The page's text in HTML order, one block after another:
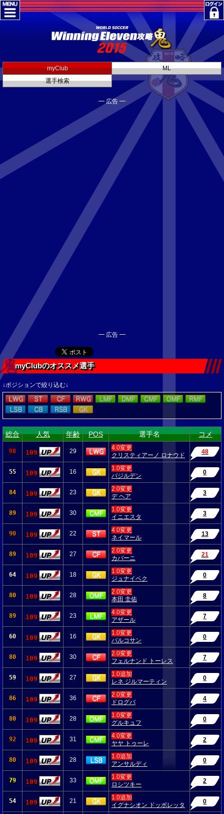
myClub
ML
選手検索
━ 広告 ━
━ 広告 ━
myClubのオススメ選手
↓ポジションで絞り込む↓
総合 人気 年齢 POS 選手名 コメ
98 109 29
4.0変更
クリスティアーノ ロナウド
48
55 109 16
1.0変更
バジルデン
0
84 109 23
2.0変更
デ ヘア
3
89 109 30
1.0変更
イニエスタ
3
90 109 22
4.0変更
ネイマール
13
89 109 27
2.0変更
カバーニ
21
64 109 18
1.0変更
ジュナイベク
0
80 109 28
2.0変更
本田 圭佑
8
89 109 23
4.0変更
アザール
7
60 109 16
1.0変更
バルコサン
0
80 109 30
2.0変更
フェルナンド トーレス
7
59 109 27
1.0追加
レネ ジルマーティン
0
86 109 36
2.0変更
ドログバ
4
80 109 28
1.0変更
グルキュフ
0
92 109 31
4.0変更
ヤヤ トゥーレ
2
80 109 28
1.0追加
アンサルディ
0
79 109 33
1.0変更
ロシツキー
2
54 109 21
1.0追加
イグナシオン ドッボレッタ
0